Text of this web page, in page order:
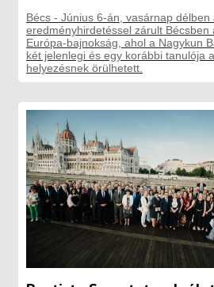
Bécs - Június 6-án, vasárnap délben
eredményhirdetéssel zárult
Európa-bajnokság, ahol a Nagykun
két jelenlegi és egy korábbi tanulója
helyezésnek örülhetett.